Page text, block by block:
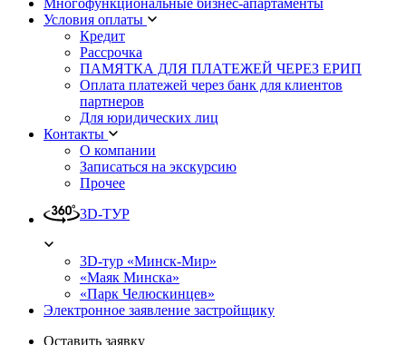
Условия оплаты
Кредит
Рассрочка
ПАМЯТКА ДЛЯ ПЛАТЕЖЕЙ ЧЕРЕЗ ЕРИП
Оплата платежей через банк для клиентов
партнеров
Для юридических лиц
Контакты
О компании
Записаться на экскурсию
Прочее
3D-ТУР
3D-тур «Минск-Мир»
«Маяк Минска»
«Парк Челюскинцев»
Электронное заявление застройщику
Оставить заявку